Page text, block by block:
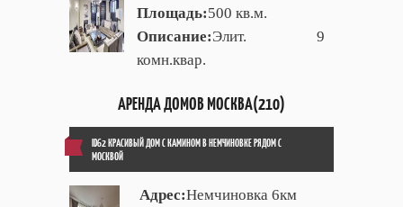
Площадь:500 кв.м.
Описание:Элит. 9
комн.квар.
АРЕНДА ДОМОВ МОСКВА(210)
ID62 КРАСИВЫЙ ДОМ С КАМИНОМ В НЕМЧИНОВКЕ РЯДОМ С
МОСКВОЙ
Адрес:Немчиновка 6км